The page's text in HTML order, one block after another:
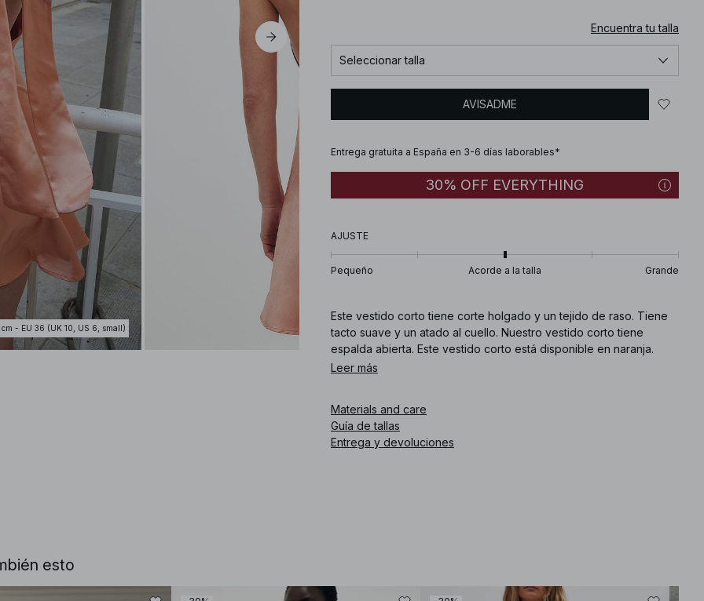
cm - EU 36 (UK 10, US 6, small)
Encuentra tu talla
Seleccionar talla
AVISADME
Entrega gratuita a España en 3-6 días laborables*
30% OFF EVERYTHING
AJUSTE
Pequeño Acorde a la talla Grande
Este vestido corto tiene corte holgado y un tejido de raso. Tiene
tacto suave y un atado al cuello. Nuestro vestido corto tiene
espalda abierta. Este vestido corto está disponible en naranja.
Leer más
Materials and care
Guía de tallas
Entrega y devoluciones
esto